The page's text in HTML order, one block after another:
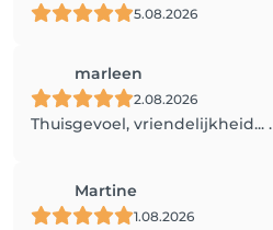
5.08.2026
marleen
2.08.2026
Thuisgevoel, vriendelijkheid... .
Martine
1.08.2026